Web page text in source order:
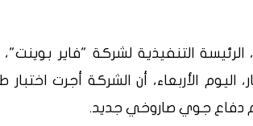
الرئيسة التنفيذية لشركة "فاير
اليوم الأربعاء، أن الشركة أجرت
دفاع جوي صاروخي جديد.